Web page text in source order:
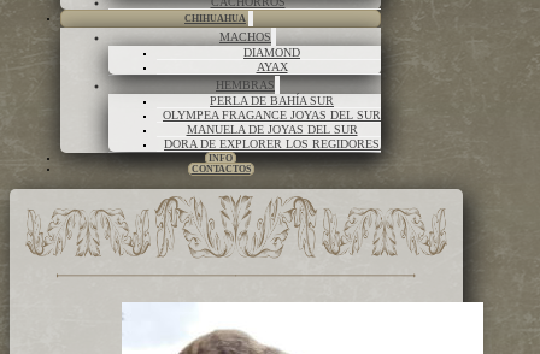
CHIHUAHUA
MACHOS
DIAMOND
AYAX
HEMBRAS
PERLA DE BAHÍA SUR
OLYMPEA FRAGANCE JOYAS DEL SUR
MANUELA DE JOYAS DEL SUR
DORA DE EXPLORER LOS REGIDORES
INFO
CONTACTOS